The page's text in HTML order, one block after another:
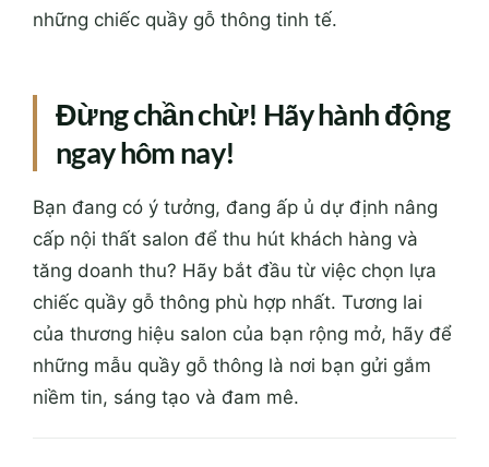
những chiếc quầy gỗ thông tinh tế.
Đừng chần chừ! Hãy hành động
ngay hôm nay!
Bạn đang có ý tưởng, đang ấp ủ dự định nâng
cấp nội thất salon để thu hút khách hàng và
tăng doanh thu? Hãy bắt đầu từ việc chọn lựa
chiếc quầy gỗ thông phù hợp nhất. Tương lai
của thương hiệu salon của bạn rộng mở, hãy để
những mẫu quầy gỗ thông là nơi bạn gửi gắm
niềm tin, sáng tạo và đam mê.